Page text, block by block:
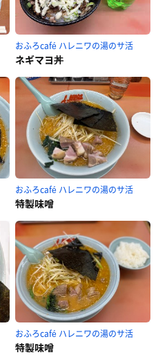
おふろcafé ハレニワの湯のサ活
ネギマヨ丼
おふろcafé ハレニワの湯のサ活
特製味噌
おふろcafé ハレニワの湯のサ活
特製味噌